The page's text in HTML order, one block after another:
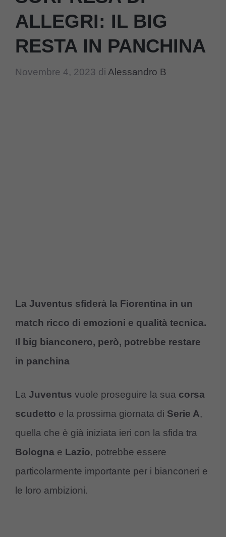
ALLEGRI: IL BIG
RESTA IN PANCHINA
Novembre 4, 2023 di Alessandro B
La Juventus sfiderà la Fiorentina in un
match ricco di emozioni e qualità tecnica.
Il big bianconero, però, potrebbe restare
in panchina
La Juventus vuole proseguire la sua corsa
scudetto e la prossima giornata di Serie A,
quella che è già iniziata ieri con la sfida tra
Bologna e Lazio, potrebbe essere
particolarmente importante per i bianconeri e
le loro ambizioni.